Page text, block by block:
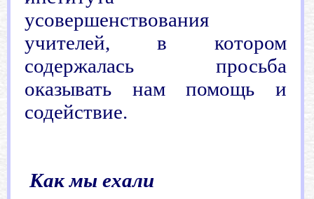
усовершенствования
учителей, в котором
содержалась просьба
оказывать нам помощь и
содействие.
Какмы ехали